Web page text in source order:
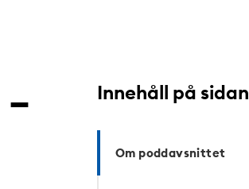
Innehåll på sidan
Om poddavsnittet